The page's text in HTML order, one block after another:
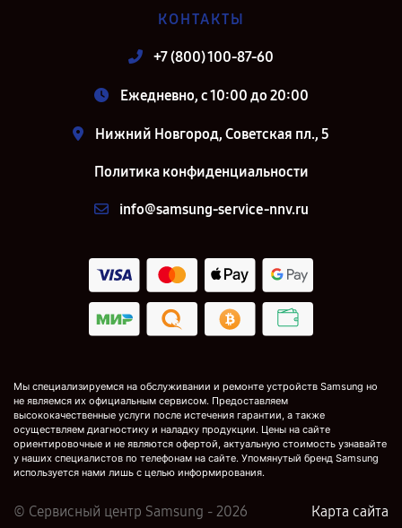
КОНТАКТЫ
+7 (800) 100-87-60
Ежедневно, с 10:00 до 20:00
Нижний Новгород, Советская пл., 5
Политика конфиденциальности
info@samsung-service-nnv.ru
Мы специализируемся на обслуживании и ремонте устройств Samsung но
не являемся их официальным сервисом. Предоставляем
высококачественные услуги после истечения гарантии, а также
осуществляем диагностику и наладку продукции. Цены на сайте
ориентировочные и не являются офертой, актуальную стоимость узнавайте
у наших специалистов по телефонам на сайте. Упомянутый бренд Samsung
используется нами лишь с целью информирования.
© Сервисный центр Samsung - 2026 Карта сайта